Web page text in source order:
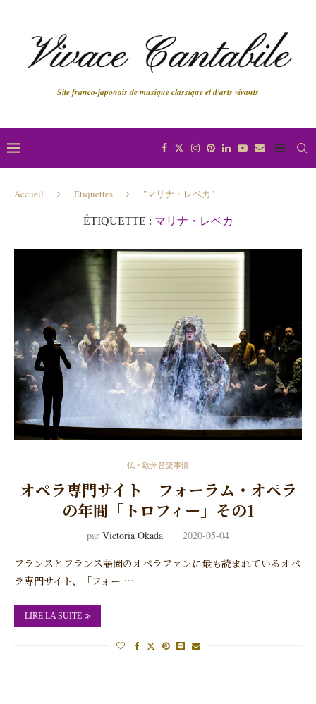
Site franco-japonais de musique classique et d'arts vivants
Accueil Étiquettes "マリナ・レベカ"
ÉTIQUETTE : マリナ・レベカ
仏・欧州音楽事情
オペラ専門サイト フォーラム・オペラ
の年間「トロフィー」その1
par Victoria Okada 2020-05-04
フランスとフランス語圏のオペラファンに最も読まれているオペ
ラ専門サイト、「フォー …
LIRE LA SUITE